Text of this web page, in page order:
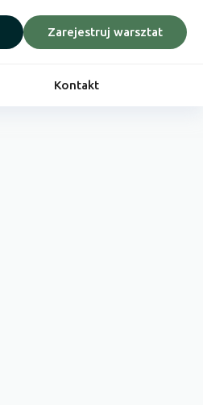
Zarejestruj warsztat
Kontakt